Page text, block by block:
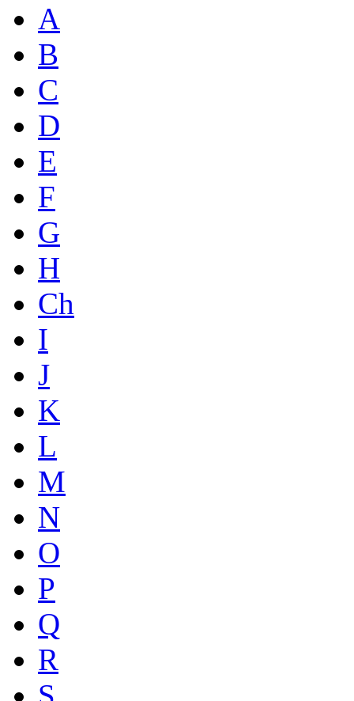
A
B
C
D
E
F
G
H
Ch
I
J
K
L
M
N
O
P
Q
R